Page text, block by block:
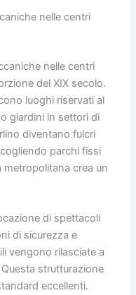
nelle centri
nelle centri
del XIX secolo.
luoghi riservati al
giardini in settori di
diventano fulcri
parchi fissi
crea un
di spettacoli
di sicurezza e
vengono rilasciate a
strutturazione
eccellenti.